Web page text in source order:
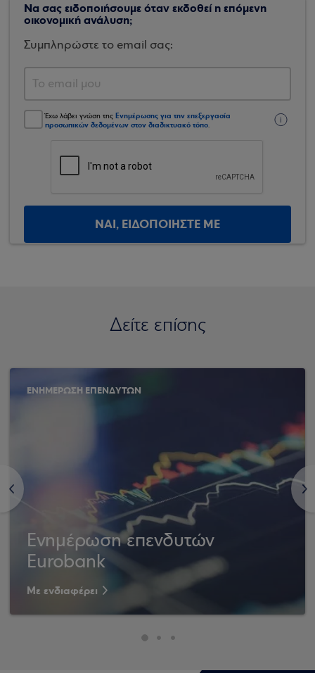
Να σας ειδοποιήσουμε όταν εκδοθεί η επόμενη
οικονομική ανάλυση;
Συμπληρώστε το email σας:
Έχω λάβει γνώση της Ενημέρωσης για την επεξεργασία
προσωπικών δεδομένων στον διαδικτυακό τόπο.
ΝΑΙ, ΕΙΔΟΠΟΙΗΣΤΕ ΜΕ
Δείτε επίσης
<
ΕΝΗΜΕΡΩΣΗ ΕΠΕΝΔΥΤΩΝ
Ενημέρωση επενδυτών
Eurobank
Με ενδιαφέρει
>